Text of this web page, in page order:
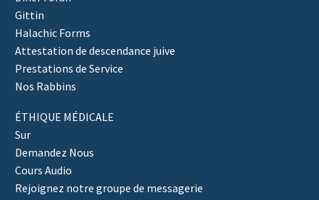
Gittin
Halachic Forms
Attestation de descendance juive
Prestations de Service
Nos Rabbins
ÉTHIQUE MÉDICALE
Sur
Demandez Nous
Cours Audio
Rejoignez notre groupe de messagerie